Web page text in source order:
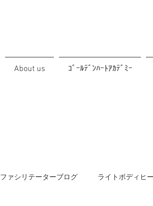
About us ｺﾞｰﾙﾃﾞﾝﾊｰﾄｱｶﾃﾞﾐｰ
ファシリテーターブログ ライトボディヒ